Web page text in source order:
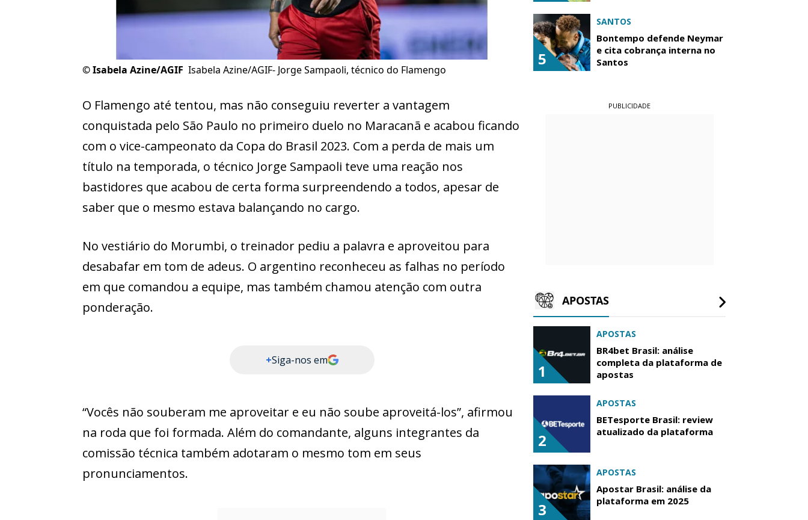
©Isabela Azine/AGIF Isabela Azine/AGIF- Jorge Sampaoli, técnico do Flamengo
O Flamengo até tentou, mas não conseguiu reverter a vantagem
conquistada pelo São Paulo no primeiro duelo no Maracanã e acabou ficando
com o vice-campeonato da Copa do Brasil 2023. Com a perda de mais um
título na temporada, o técnico Jorge Sampaoli teve uma reação nos
bastidores que acabou de certa forma surpreendendo a todos, apesar de
saber que o mesmo estava balançando no cargo.
No vestiário do Morumbi, o treinador pediu a palavra e aproveitou para
desabafar em tom de adeus. O argentino reconheceu as falhas no período
em que comandou a equipe, mas também chamou atenção com outra
ponderação.
+Siga-nos em
“Vocês não souberam me aproveitar e eu não soube aproveitá-los”, afirmou
na roda que foi formada. Além do comandante, alguns integrantes da
comissão técnica também adotaram o mesmo tom em seus
pronunciamentos.
5
SANTOS
Bontempo defende Neymar
e cita cobrança interna no
Santos
PUBLICIDADE
APOSTAS
1
APOSTAS
BR4bet Brasil: análise
completa da plataforma de
apostas
2
APOSTAS
BETesporte Brasil: review
atualizado da plataforma
3
APOSTAS
Apostar Brasil: análise da
plataforma em 2025